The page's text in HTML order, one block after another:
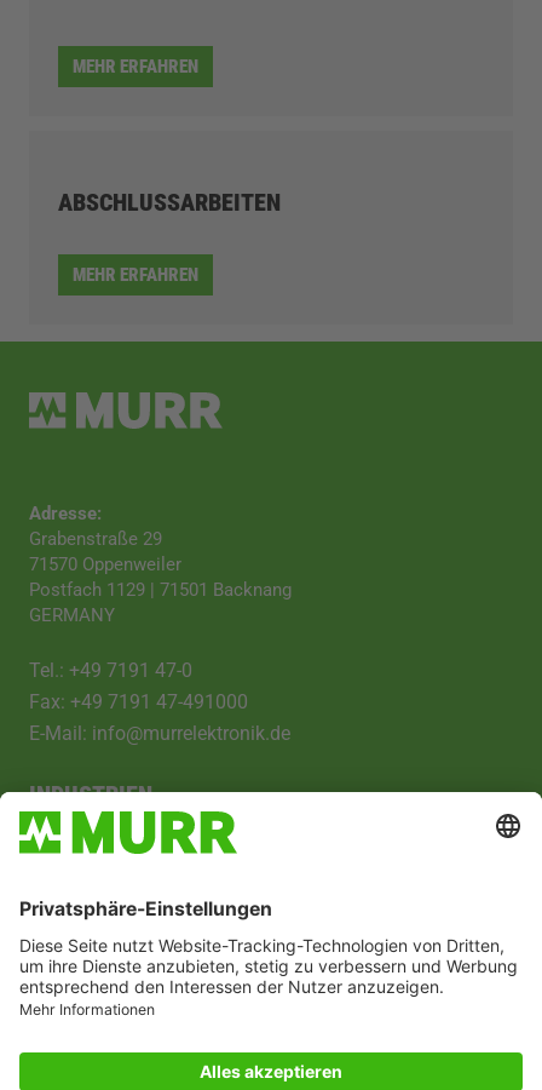
MEHR ERFAHREN
ABSCHLUSSARBEITEN
MEHR ERFAHREN
Adresse:
Grabenstraße 29
71570 Oppenweiler
Postfach 1129 | 71501 Backnang
GERMANY
Tel.: +49 7191 47-0
Fax: +49 7191 47-491000
E-Mail: info@murrelektronik.de
INDUSTRIEN
Automotive
Packaging
Intralogistik
Erneuerbare Energien